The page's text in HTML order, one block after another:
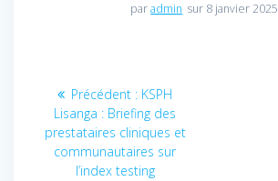
paradmin sur 8 janvier 2025
Navigation
l’article
Précédent : Article
précédent
:
KSPH
Lisanga : Briefing des
prestataires cliniques et
communautaires sur
l’index testing